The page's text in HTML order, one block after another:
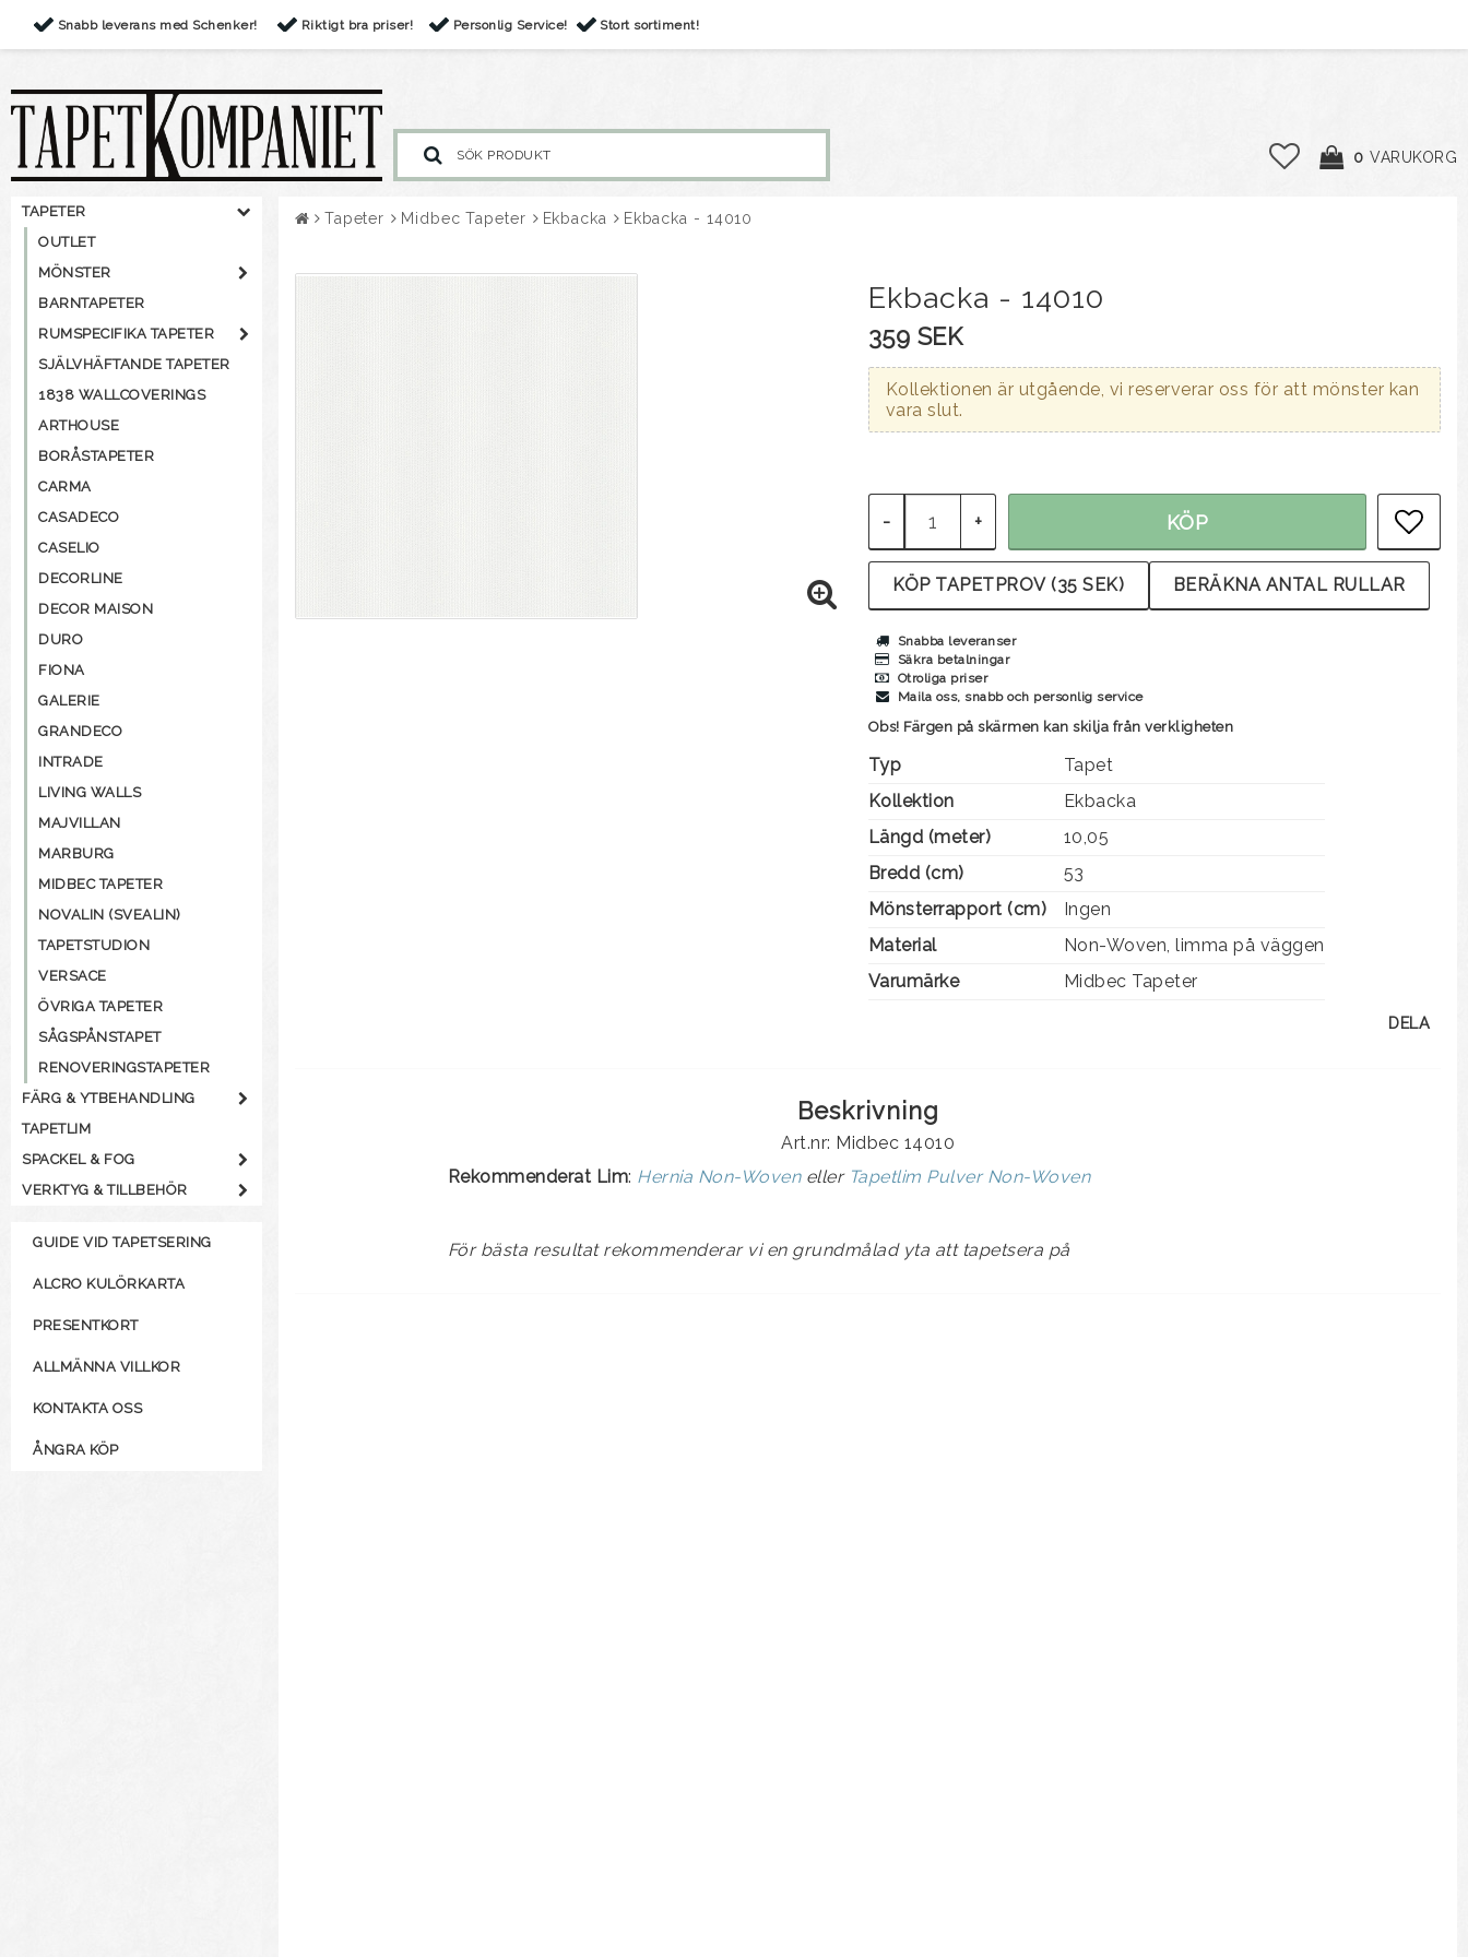
Snabb leverans med Schenker! Riktigt bra priser! Personlig Service! Stort sortiment!
0 VARUKORG
TAPETER
OUTLET
MÖNSTER
BARNTAPETER
RUMSPECIFIKA TAPETER
SJÄLVHÄFTANDE TAPETER
1838 WALLCOVERINGS
ARTHOUSE
BORÅSTAPETER
CARMA
CASADECO
CASELIO
DECORLINE
DECOR MAISON
DURO
FIONA
GALERIE
GRANDECO
INTRADE
LIVING WALLS
MAJVILLAN
MARBURG
MIDBEC TAPETER
NOVALIN (SVEALIN)
TAPETSTUDION
VERSACE
ÖVRIGA TAPETER
SÅGSPÅNSTAPET
RENOVERINGSTAPETER
FÄRG & YTBEHANDLING
TAPETLIM
SPACKEL & FOG
VERKTYG & TILLBEHÖR
GUIDE VID TAPETSERING
ALCRO KULÖRKARTA
PRESENTKORT
ALLMÄNNA VILLKOR
KONTAKTA OSS
ÅNGRA KÖP
Tapeter Midbec Tapeter Ekbacka Ekbacka - 14010
Ekbacka - 14010
359 SEK
Kollektionen är utgående, vi reserverar oss för att mönster kan
vara slut.
- + KÖP
BERÄKNA ANTAL RULLAR
KÖP TAPETPROV (35 SEK)
Snabba leveranser
Säkra betalningar
Otroliga priser
Maila oss, snabb och personlig service
Obs! Färgen på skärmen kan skilja från verkligheten
Typ
Tapet
Kollektion
Ekbacka
Längd (meter)
10,05
Bredd (cm)
53
Mönsterrapport (cm)
Ingen
Material
Non-Woven, limma på väggen
Varumärke
Midbec Tapeter
DELA
Beskrivning
Art.nr: Midbec 14010
Rekommenderat Lim: Hernia Non-Woveneller Tapetlim Pulver Non-Woven
För bästa resultat rekommenderar vi en grundmålad yta att tapetsera på